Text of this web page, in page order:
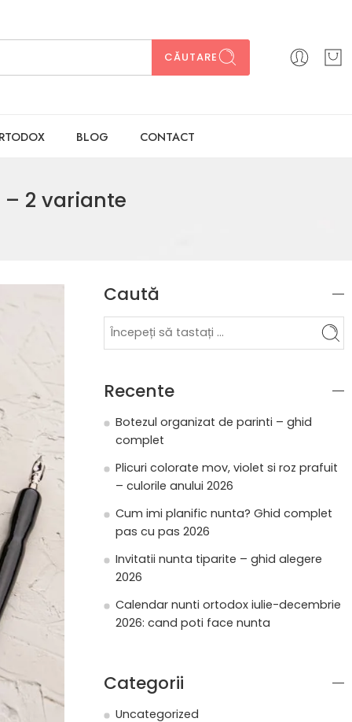
CĂUTARE
BLOG CONTACT
2 variante
Caută
Recente
Botezul organizat de parinti – ghid
complet
Plicuri colorate mov, violet si roz prafuit
– culorile anului 2026
Cum imi planific nunta? Ghid complet
pas cu pas 2026
Invitatii nunta tiparite – ghid alegere
2026
Calendar nunti ortodox iulie-decembrie
2026: cand poti face nunta
Categorii
Uncategorized